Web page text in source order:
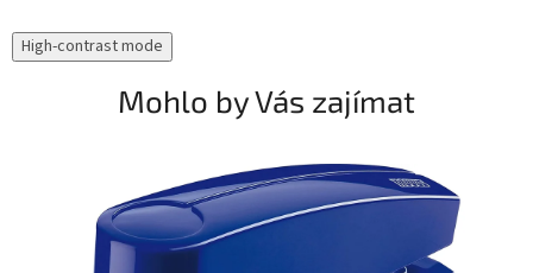
High-contrast mode
Mohlo by Vás zajímat